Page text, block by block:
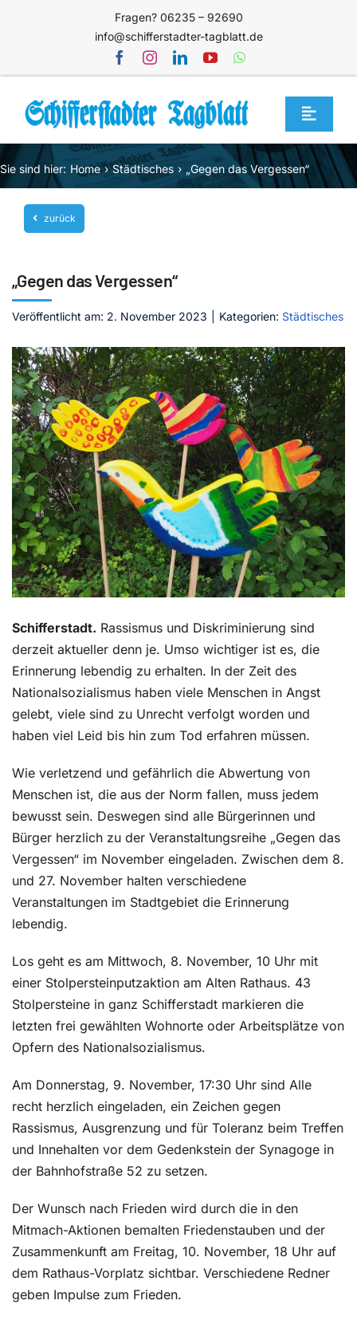
Fragen? 06235 – 92690
info@schifferstadter-tagblatt.de
Toggle
Home
Themen
Blog
Service
Mediathek
Jetzt abonnieren
Kontakt
Sie sind hier: Home Städtisches „Gegen das Vergessen“
zurück
„Gegen das Vergessen“
Veröffentlicht am: 2. November 2023 Kategorien: Städtisches
Schifferstadt. Rassismus und Diskriminierung sind
derzeit aktueller denn je. Umso wichtiger ist es, die
Erinnerung lebendig zu erhalten. In der Zeit des
Nationalsozialismus haben viele Menschen in Angst
gelebt, viele sind zu Unrecht verfolgt worden und
haben viel Leid bis hin zum Tod erfahren müssen.
Wie verletzend und gefährlich die Abwertung von
Menschen ist, die aus der Norm fallen, muss jedem
bewusst sein. Deswegen sind alle Bürgerinnen und
Bürger herzlich zu der Veranstaltungsreihe „Gegen das
Vergessen“ im November eingeladen. Zwischen dem 8.
und 27. November halten verschiedene
Veranstaltungen im Stadtgebiet die Erinnerung
lebendig.
Los geht es am Mittwoch, 8. November, 10 Uhr mit
einer Stolpersteinputzaktion am Alten Rathaus. 43
Stolpersteine in ganz Schifferstadt markieren die
letzten frei gewählten Wohnorte oder Arbeitsplätze von
Opfern des Nationalsozialismus.
Am Donnerstag, 9. November, 17:30 Uhr sind Alle
recht herzlich eingeladen, ein Zeichen gegen
Rassismus, Ausgrenzung und für Toleranz beim Treffen
und Innehalten vor dem Gedenkstein der Synagoge in
der Bahnhofstraße 52 zu setzen.
Der Wunsch nach Frieden wird durch die in den
Mitmach-Aktionen bemalten Friedenstauben und der
Zusammenkunft am Freitag, 10. November, 18 Uhr auf
dem Rathaus-Vorplatz sichtbar. Verschiedene Redner
geben Impulse zum Frieden.